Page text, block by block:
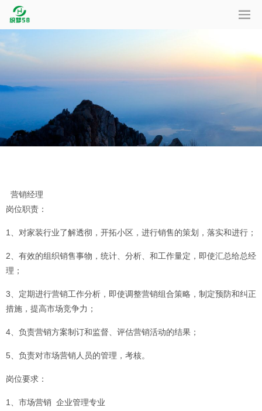
营销经理
岗位职责：
1、对家装行业了解透彻，开拓小区，进行销售的策划，落实和进行；
2、有效的组织销售事物，统计、分析、和工作量定，即使汇总给总经
理；
3、定期进行营销工作分析，即使调整营销组合策略，制定预防和纠正
措施，提高市场竞争力；
4、负责营销方案制订和监督、评估营销活动的结果；
5、负责对市场营销人员的管理，考核。
岗位要求：
1、市场营销 企业管理专业